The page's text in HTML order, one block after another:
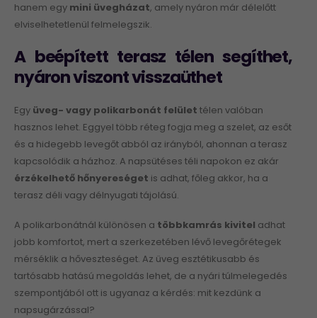
hanem egy mini üvegházat, amely nyáron már délelőtt
elviselhetetlenül felmelegszik.
A beépített terasz télen segíthet,
nyáron viszont visszaüthet
Egy üveg- vagy polikarbonát felület télen valóban
hasznos lehet. Eggyel több réteg fogja meg a szelet, az esőt
és a hidegebb levegőt abból az irányból, ahonnan a terasz
kapcsolódik a házhoz. A napsütéses téli napokon ez akár
érzékelhető hőnyereséget is adhat, főleg akkor, ha a
terasz déli vagy délnyugati tájolású.
A polikarbonátnál különösen a többkamrás kivitel adhat
jobb komfortot, mert a szerkezetében lévő levegőrétegek
mérséklik a hőveszteséget. Az üveg esztétikusabb és
tartósabb hatású megoldás lehet, de a nyári túlmelegedés
szempontjából ott is ugyanaz a kérdés: mit kezdünk a
napsugárzással?